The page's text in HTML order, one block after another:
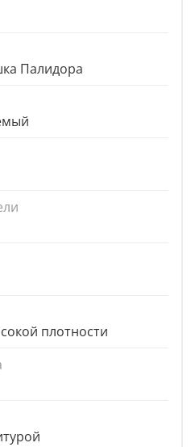
Палидора
плотности